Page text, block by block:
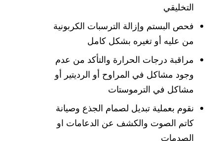
التخليقي
فحص البستم وإزالة الترسبات الكربونية
من عليه أو تغيره بشكل كامل
مراقبة درجات الحرارة والتأكد من عدم
وجود مشاكل في المراوح أو الرديتير أو
مشاكل في الترموستات
نقوم بعملية تبديل لصمام الجذع وصيانة
كاتم الصوت والكشف عن الدعامات او
الصدمات